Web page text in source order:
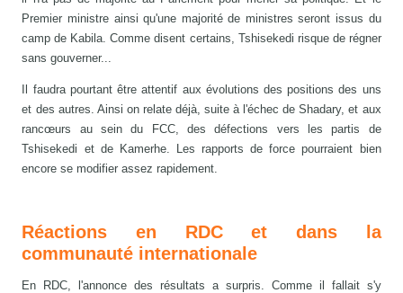
Premier ministre ainsi qu'une majorité de ministres seront issus du
camp de Kabila. Comme disent certains, Tshisekedi risque de régner
sans gouverner...
Il faudra pourtant être attentif aux évolutions des positions des uns
et des autres. Ainsi on relate déjà, suite à l'échec de Shadary, et aux
rancœurs au sein du FCC, des défections vers les partis de
Tshisekedi et de Kamerhe. Les rapports de force pourraient bien
encore se modifier assez rapidement.
Réactions en RDC et dans la
communauté internationale
En RDC, l'annonce des résultats a surpris. Comme il fallait s'y